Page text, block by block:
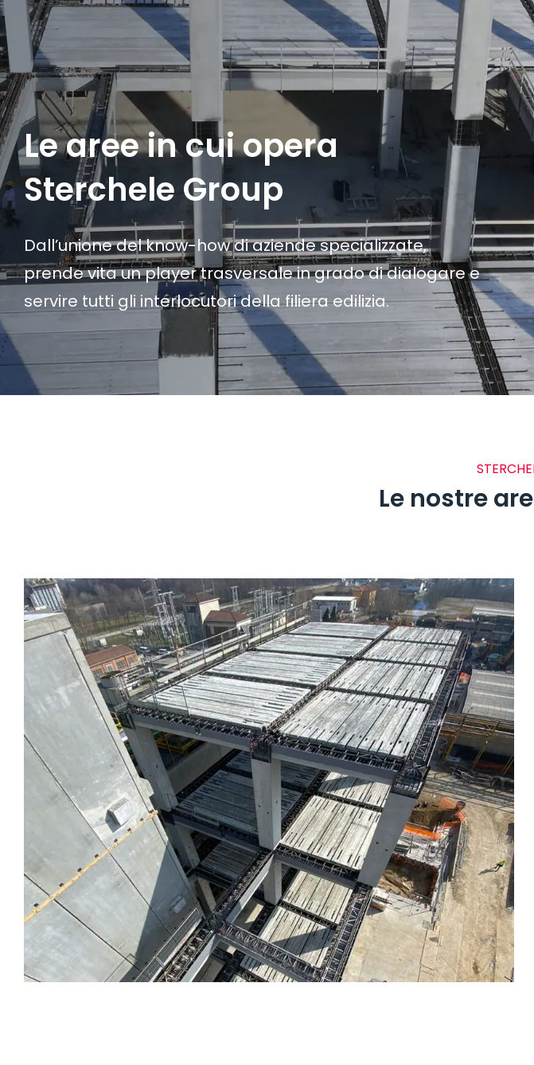
Le aree in cui opera
Sterchele Group
Dall’unione del know-how di aziende specializzate,
prende vita un player trasversale in grado di dialogare e
servire tutti gli interlocutori della filiera edilizia.
Le nostre